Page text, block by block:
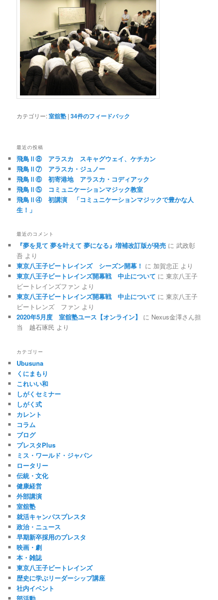
カテゴリー:室舘塾 |34件のフィードバック
最近の投稿
飛鳥Ⅱ⑧ アラスカ スキャグウェイ、ケチカン
飛鳥Ⅱ⑦ アラスカ・ジュノー
飛鳥Ⅱ⑥ 初寄港地 アラスカ・コディアック
飛鳥Ⅱ⑤ コミュニケーションマジック教室
飛鳥Ⅱ④ 初講演 「コミュニケーションマジックで豊かな人
生！」
最近のコメント
『夢を見て 夢を叶えて 夢になる』増補改訂版が発売 に武政彰
吾 より
東京八王子ビートレインズ シーズン開幕！ に 加賀忠正 より
東京八王子ビートレインズ開幕戦 中止について に東京八王子
ビートレインズファン より
東京八王子ビートレインズ開幕戦 中止について に東京八王子
ビートレンズ ファン より
2020年5月度 室舘塾ユース【オンライン】
に Nexus金澤さん担
当 越石琢民 より
カテゴリー
Ubusuna
くにまもり
これいい和
しがくセミナー
しがく式
カレント
コラム
ブログ
プレスタPlus
ミス・ワールド・ジャパン
ロータリー
伝統・文化
健康経営
外部講演
室舘塾
就活キャンパスプレスタ
政治・ニュース
早期新卒採用のプレスタ
映画・劇
本・雑誌
東京八王子ビートレインズ
歴史に学ぶリーダーシップ講座
社内イベント